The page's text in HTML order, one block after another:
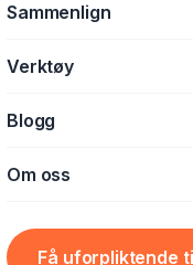
MC-lån
BOLIG & LIVSSTIL
Sammenlign
Verktøy
Blogg
Om oss
Få uforpliktende
banker og finn
. 100% gratis